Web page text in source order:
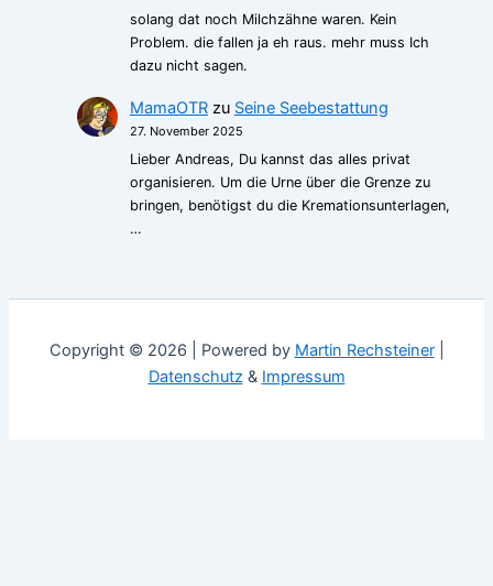
solang dat noch Milchzähne waren. Kein
Problem. die fallen ja eh raus. mehr muss Ich
dazu nicht sagen.
MamaOTRzu Seine Seebestattung
27. November 2025
Lieber Andreas, Du kannst das alles privat
organisieren. Um die Urne über die Grenze zu
bringen, benötigst du die Kremationsunterlagen,
…
Copyright © 2026 | Powered by Martin Rechsteiner|
Datenschutz& Impressum